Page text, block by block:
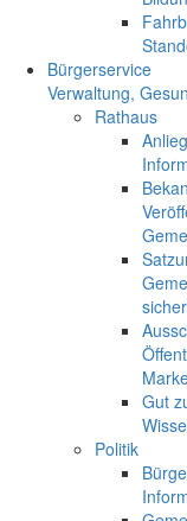
Bürgerservice
Verwaltung,
Rathaus
Gut
Politik